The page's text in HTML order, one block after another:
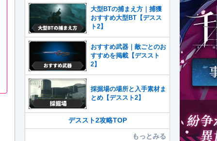
大型BTの捕まえ方｜捕獲
おすすめ大型BT【デスス
ト2】
おすすめ武器｜敵ごとのお
すすめを掲載【デススト
2】
採掘場の場所と入手素材ま
とめ【デススト2】
デススト2攻略TOP
もっとみる